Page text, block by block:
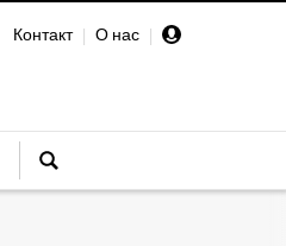
Контакт | О нас |